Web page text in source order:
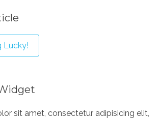
Lucky!
sit amet, consectetur adipisicing elit,